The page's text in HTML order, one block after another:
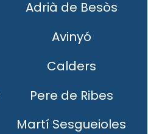
Adrià de Besòs
Avinyó
Calders
Pere de Ribes
Martí Sesgueioles